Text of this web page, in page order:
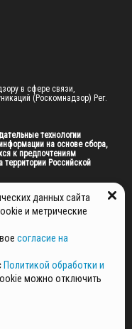
в сфере связи,
(Роскомнадзор) Рег.
технологии
на основе сбора,
к предпочтениям
территории Российской
ГАУ МО "ЦИФРОВЫЕ
ДАННЫХ
данных сайта
и метрические
согласие на
Политикой обработки и
можно отключить